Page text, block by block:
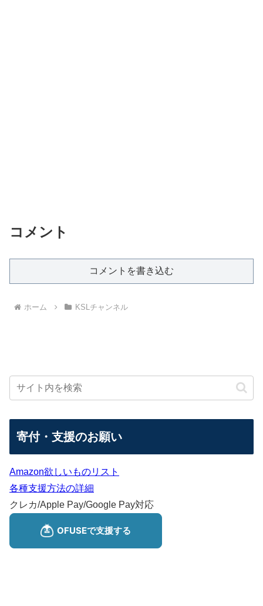
コメント
コメントを書き込む
ホーム KSLチャンネル
寄付・支援のお願い
Amazon欲しいものリスト
各種支援方法の詳細
クレカ/Apple Pay/Google Pay対応